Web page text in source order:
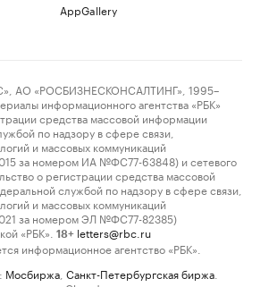
AppGallery
АО «РОСБИЗНЕСКОНСАЛТИНГ», 1995–
информационного агентства «РБК»
средства массовой информации
по надзору в сфере связи,
и массовых коммуникаций
за номером ИА №ФС77-63848) и сетевого
о регистрации средства массовой
службой по надзору в сфере связи,
и массовых коммуникаций
за номером ЭЛ №ФС77-82385)
«РБК».
18+ letters@rbc.ru
информационное агентство «РБК».
Мосбиржа Санкт-Петербургская биржа